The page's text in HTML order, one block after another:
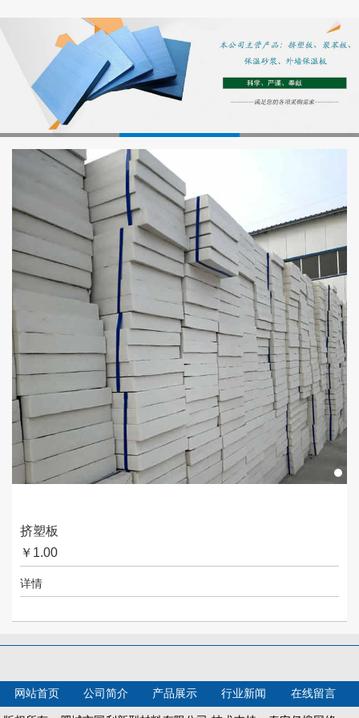
挤塑板
￥ 1.00
详情
网站首页 公司简介 产品展示 行业新闻 在线留言